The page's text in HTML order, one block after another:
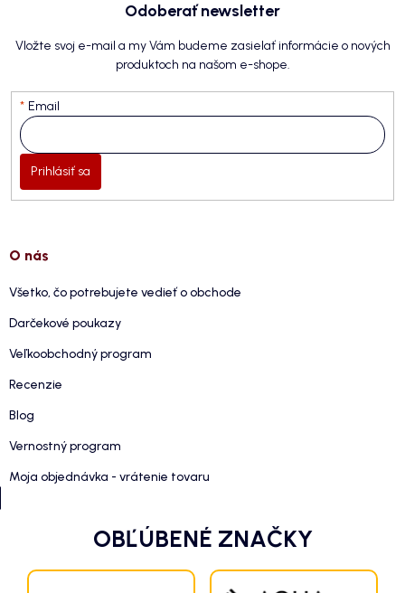
Odoberať newsletter
Vložte svoj e-mail a my Vám budeme zasielať informácie o nových
produktoch na našom e-shope.
Email
Prihlásiť sa
O nás
Všetko, čo potrebujete vedieť o obchode
Darčekové poukazy
Veľkoobchodný program
Recenzie
Blog
Vernostný program
Moja objednávka - vrátenie tovaru
OBĽÚBENÉ ZNAČKY